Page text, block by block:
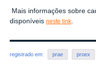
Mais informações sobre
disponíveis neste link.
registrado em: prae proex